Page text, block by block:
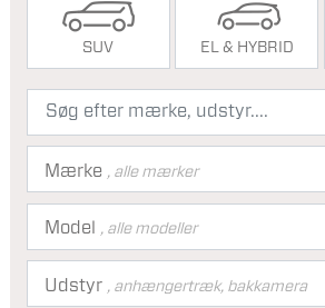
SUV EL & HYBRID
Mærke , alle mærker
Model , alle modeller
Udstyr , anhængertræk, bakkamera